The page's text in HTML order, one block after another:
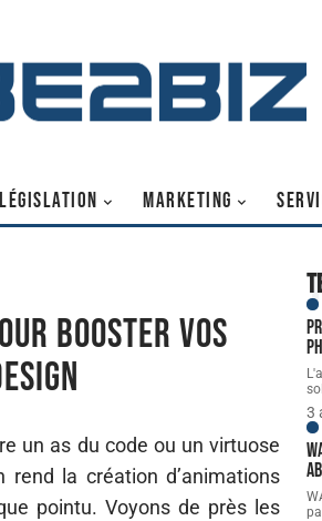
LÉGISLATION MARKETING
booster vos
un as du code ou un virtuose
rend la création d’animations
pointu. Voyons de près les
3